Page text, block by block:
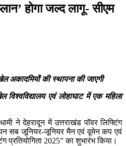
होगा जल्द लागू- सीएम
की स्थापना की जाएगी
विश्वविद्यालय एवं लोहाघाट में एक महिला
ने देहरादून में उत्तराखंड पॉवर लिफ्टिंग
सब जूनियर-जूनियर मैन एवं वूमेन कप एवं
प्रतियोगिता 2025” का शुभारंभ किया।